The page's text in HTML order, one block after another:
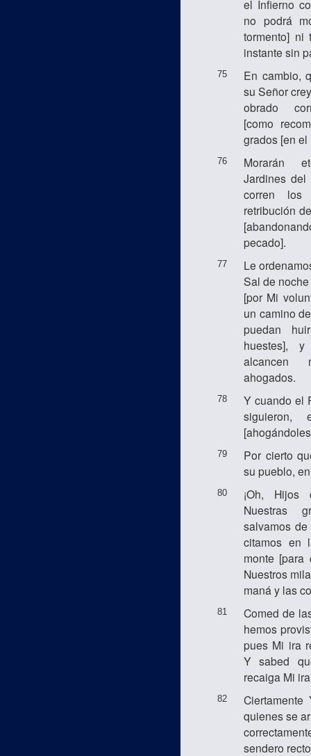
el Infierno
no podrá
tormento] ni
instante sin
75
En cambio,
su Señor
obrado
[como
grados [en el
76
Morarán
Jardines
corren
retribución
pecado].
77
Le
Sal de
[por Mi
un camino
puedan
huestes],
alcancen
ahogados.
78
Y cuando el
79
Por cierto
su pueblo,
80
¡Oh, Hijos
Nuestras
salvamos
citamos en
monte [para
Nuestros
maná y las
81
Comed de
hemos
pues Mi ira
Y sabed
recaiga Mi
82
quienes se
sendero